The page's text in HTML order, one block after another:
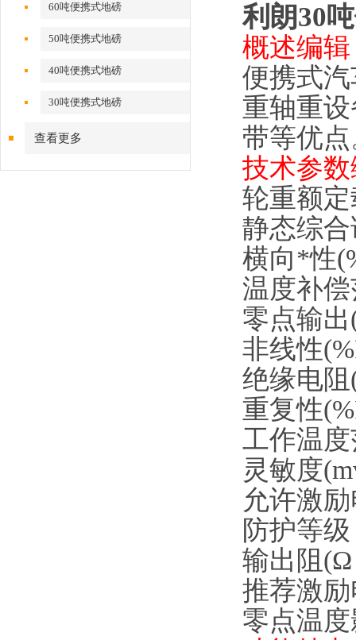
60吨便携式地磅
50吨便携式地磅
40吨便携式地磅
30吨便携式地磅
查看更多
利朗30
概述编
便携式
重轴重
带等优
技术参
轮重额定
静态综合
横向*性
温度补
零点输出
非线性
绝缘电
重复性
工作温
灵敏度
允许激
防护等级
输出阻(Ω
推荐激
零点温